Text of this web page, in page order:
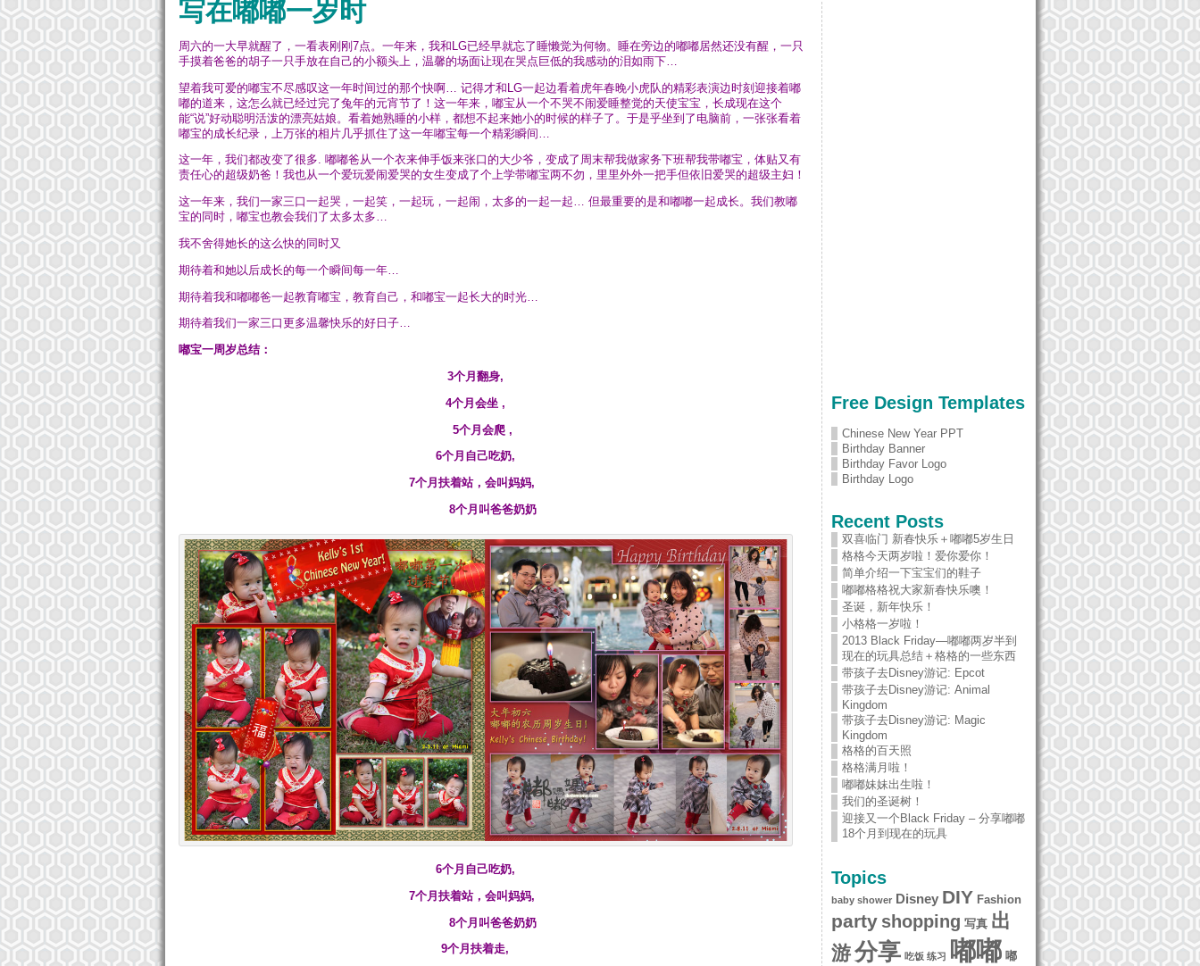
写在嘟嘟一岁时
周六的一大早就醒了，一看表刚刚7点。一年来，我和LG已经早就忘了睡懒觉为何物。睡在旁边的嘟嘟居然还没有醒，一只
手摸着爸爸的胡子一只手放在自己的小额头上，温馨的场面让现在哭点巨低的我感动的泪如雨下…
望着我可爱的嘟宝不尽感叹这一年时间过的那个快啊… 记得才和LG一起边看着虎年春晚小虎队的精彩表演边时刻迎接着嘟
嘟的道来，这怎么就已经过完了兔年的元宵节了！这一年来，嘟宝从一个不哭不闹爱睡整觉的天使宝宝，长成现在这个
能“说”好动聪明活泼的漂亮姑娘。看着她熟睡的小样，都想不起来她小的时候的样子了。于是乎坐到了电脑前，一张张看着
嘟宝的成长纪录，上万张的相片几乎抓住了这一年嘟宝每一个精彩瞬间…
这一年，我们都改变了很多. 嘟嘟爸从一个衣来伸手饭来张口的大少爷，变成了周末帮我做家务下班帮我带嘟宝，体贴又有
责任心的超级奶爸！我也从一个爱玩爱闹爱哭的女生变成了个上学带嘟宝两不勿，里里外外一把手但依旧爱哭的超级主妇！
这一年来，我们一家三口一起哭，一起笑，一起玩，一起闹，太多的一起一起… 但最重要的是和嘟嘟一起成长。我们教嘟
宝的同时，嘟宝也教会我们了太多太多…
我不舍得她长的这么快的同时又
期待着和她以后成长的每一个瞬间每一年…
期待着我和嘟嘟爸一起教育嘟宝，教育自己，和嘟宝一起长大的时光…
期待着我们一家三口更多温馨快乐的好日子…
嘟宝一周岁总结：
3个月翻身,
4个月会坐 ,
5个月会爬 ,
6个月自己吃奶,
7个月扶着站，会叫妈妈,
8个月叫爸爸奶奶
6个月自己吃奶,
7个月扶着站，会叫妈妈,
8个月叫爸爸奶奶
9个月扶着走,
Free Design Templates
Chinese New Year PPT
Birthday Banner
Birthday Favor Logo
Birthday Logo
Recent Posts
双喜临门 新春快乐＋嘟嘟5岁生日
格格今天两岁啦！爱你爱你！
简单介绍一下宝宝们的鞋子
嘟嘟格格祝大家新春快乐噢！
圣诞，新年快乐！
小格格一岁啦！
2013 Black Friday—嘟嘟两岁半到
现在的玩具总结＋格格的一些东西
带孩子去Disney游记: Epcot
带孩子去Disney游记: Animal
Kingdom
带孩子去Disney游记: Magic
Kingdom
格格的百天照
格格满月啦！
嘟嘟妹妹出生啦！
我们的圣诞树！
迎接又一个Black Friday – 分享嘟嘟
18个月到现在的玩具
Topics
baby shower Disney DIY Fashion
party shopping 写真 出
游分享 吃饭 练习 嘟嘟 嘟